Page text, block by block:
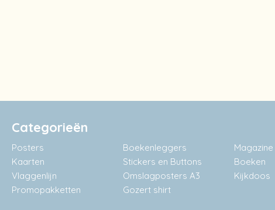
Categorieën
Posters
Kaarten
Vlaggenlijn
Promopakketten
Boekenleggers
Stickers en Buttons
Omslagposters A3
Gozert shirt
Magazine
Boeken
Kijkdoos